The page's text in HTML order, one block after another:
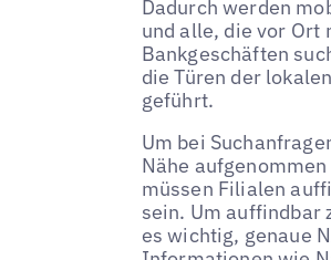
Dadurch werden
und alle, die vor Ort
Bankgeschäften
die Türen der
geführt.
Um bei
Nähe
müssen Filialen
sein. Um auffindbar
es wichtig, genaue